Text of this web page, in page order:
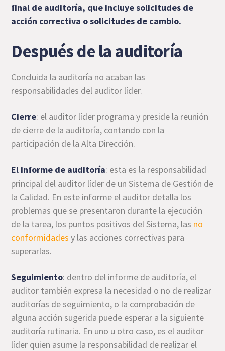
final de auditoría, que incluye solicitudes de
acción correctiva o solicitudes de cambio.
Después de la auditoría
Concluida la auditoría no acaban las
responsabilidades del auditor líder.
Cierre: el auditor líder programa y preside la reunión
de cierre de la auditoría, contando con la
participación de la Alta Dirección.
El informe de auditoría: esta es la responsabilidad
principal del auditor líder de un Sistema de Gestión de
la Calidad. En este informe el auditor detalla los
problemas que se presentaron durante la ejecución
de la tarea, los puntos positivos del Sistema, las no
conformidades y las acciones correctivas para
superarlas.
Seguimiento: dentro del informe de auditoría, el
auditor también expresa la necesidad o no de realizar
auditorías de seguimiento, o la comprobación de
alguna acción sugerida puede esperar a la siguiente
auditoría rutinaria. En uno u otro caso, es el auditor
líder quien asume la responsabilidad de realizar el